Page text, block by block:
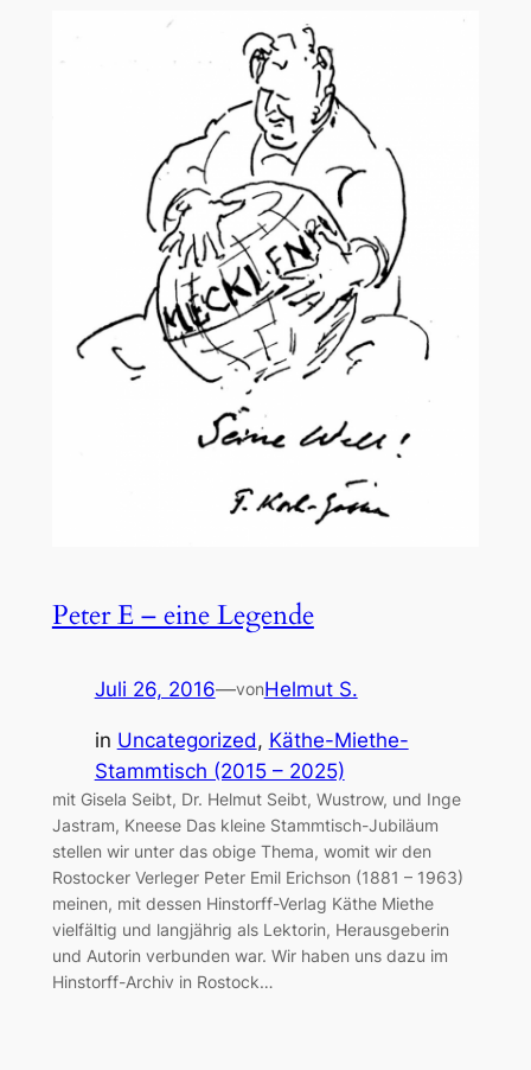
Peter E – eine Legende
Juli 26, 2016—vonHelmut S.
in Uncategorized, Käthe-Miethe-
Stammtisch (2015 – 2025)
mit Gisela Seibt, Dr. Helmut Seibt, Wustrow, und Inge
Jastram, Kneese Das kleine Stammtisch-Jubiläum
stellen wir unter das obige Thema, womit wir den
Rostocker Verleger Peter Emil Erichson (1881 – 1963)
meinen, mit dessen Hinstorff-Verlag Käthe Miethe
vielfältig und langjährig als Lektorin, Herausgeberin
und Autorin verbunden war. Wir haben uns dazu im
Hinstorff-Archiv in Rostock…